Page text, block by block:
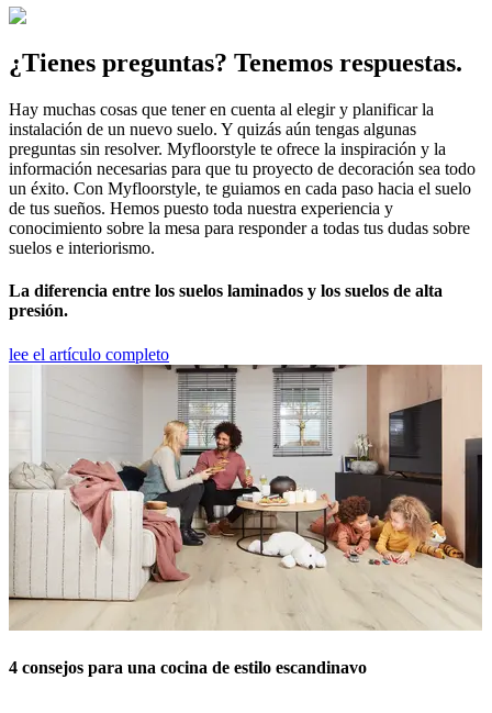
¿Tienes preguntas? Tenemos respuestas.
Hay muchas cosas que tener en cuenta al elegir y planificar la
instalación de un nuevo suelo. Y quizás aún tengas algunas
preguntas sin resolver. Myfloorstyle te ofrece la inspiración y la
información necesarias para que tu proyecto de decoración sea todo
un éxito. Con Myfloorstyle, te guiamos en cada paso hacia el suelo
de tus sueños. Hemos puesto toda nuestra experiencia y
conocimiento sobre la mesa para responder a todas tus dudas sobre
suelos e interiorismo.
La diferencia entre los suelos laminados y los suelos de alta
presión.
lee el artículo completo
4 consejos para una cocina de estilo escandinavo